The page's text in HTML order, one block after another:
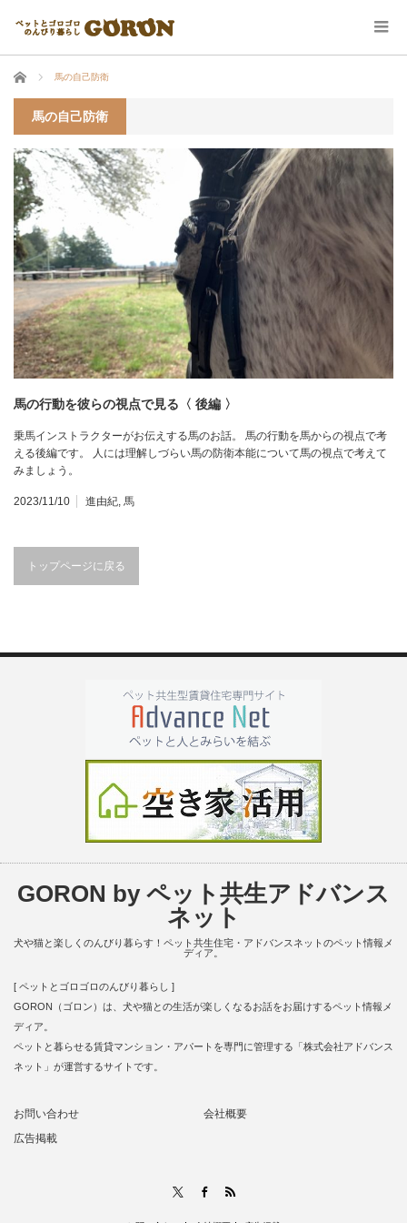
ホーム 馬の自己防衛
馬の自己防衛
馬の行動を彼らの視点で見る〈 後編 〉
乗馬インストラクターがお伝えする馬のお話。 馬の行動を馬からの視点で考
える後編です。 人には理解しづらい馬の防衛本能について馬の視点で考えて
みましょう。
2023/11/10 進由紀, 馬
トップページに戻る
GORON by ペット共生アドバンス
ネット
犬や猫と楽しくのんびり暮らす！ペット共生住宅・アドバンスネットのペット情報メ
ディア。
[ ペットとゴロゴロのんびり暮らし ]
GORON（ゴロン）は、犬や猫との生活が楽しくなるお話をお届けするペット情報メ
ディア。
ペットと暮らせる賃貸マンション・アパートを専門に管理する「株式会社アドバンス
ネット」が運営するサイトです。
お問い合わせ
会社概要
広告掲載
Facebook